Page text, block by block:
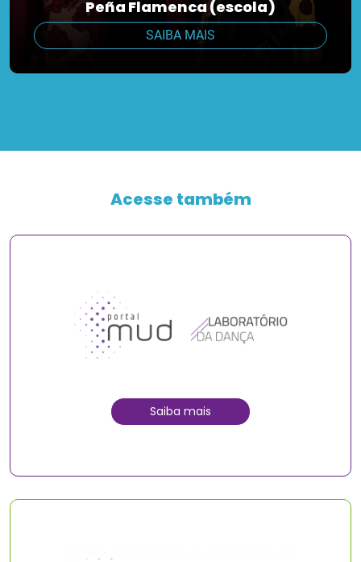
Peña Flamenca (escola)
SAIBA MAIS
Acesse também
Saiba mais